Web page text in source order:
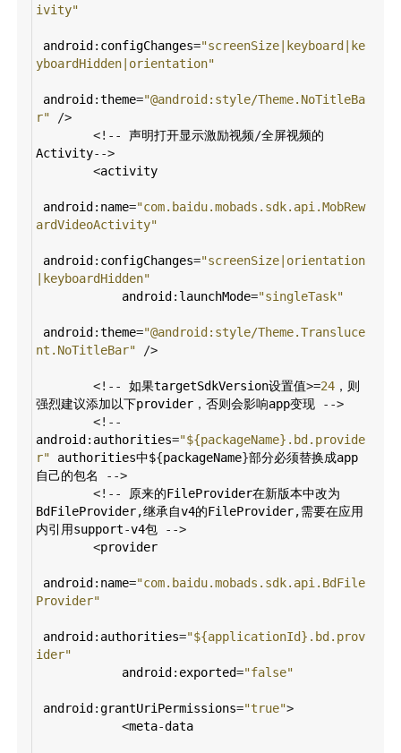
ivity"
android : configChanges="screenSize|keyboard|ke
yboardHidden|orientation"
android :theme="@android:style/Theme.NoTitleBa
r"
/>
<!--
声明打开显示激励视频/全屏视频的
Activity-->
<activity
android : name="com.baidu.mobads.sdk.api.MobRew
ardVideoActivity"
android : configChanges="screenSize|orientation
|keyboardHidden"
android : launchMode="singleTask"
android :theme="@android:style/Theme.Transluce
nt.NoTitleBar"
/>
<!-- 如果targetSdkVersion设置值>=24 ，则
强烈建议添加以下provider，否则会影响app变现
-->
<!--
android : authorities="${packageName}.bd.provide
r"
authorities中${packageName}部分必须替换成app
自己的包名
-->
<!--
原来的FileProvider在新版本中改为
BdFileProvider,继承自v4的FileProvider,需要在应用
内引用support-v4包
-->
<provider
android : name="com.baidu.mobads.sdk.api.BdFile
Provider"
android : authorities="${applicationId}.bd.prov
ider"
android : exported="false"
android :grantUriPermissions="true">
<meta-data